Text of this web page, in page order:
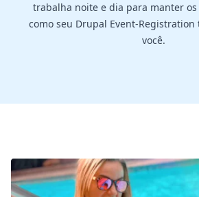
trabalha noite e dia para manter
como seu Drupal Event-
você.